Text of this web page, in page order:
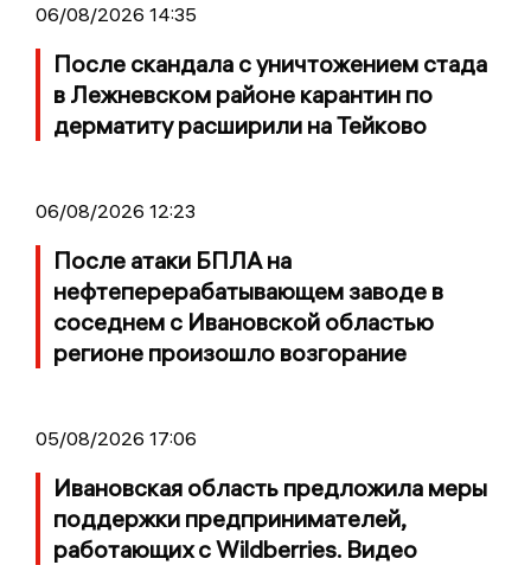
06/08/2026 14:35
После скандала с уничтожением стада
в Лежневском районе карантин по
дерматиту расширили на Тейково
06/08/2026 12:23
После атаки БПЛА на
нефтеперерабатывающем заводе в
соседнем с Ивановской областью
регионе произошло возгорание
05/08/2026 17:06
Ивановская область предложила меры
поддержки предпринимателей,
работающих с Wildberries. Видео